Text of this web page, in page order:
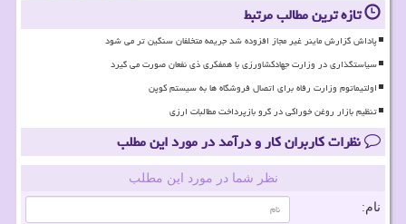
تازه ترین مطالب مرتبط
پاداش گزارش ماینر غیر مجاز افزوده شد جریمه متخلفان سنگین تر می شود
سیاستگذاری در وزارت جهادکشاورزی با همفکری ذی نفعان صورت می گیرد
اولتیماتوم وزارت رفاه برای اتصال فروشگاه ها به سیستم کوپن
تنظیم بازار روغن خوراکی در گرو بازپرداخت مطالبات ارزی
نظرات کاربران کار و درآمد در مورد این مطلب
نظر شما در مورد این مطلب
نام: